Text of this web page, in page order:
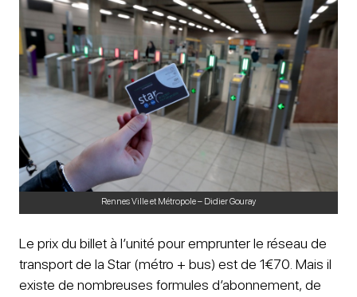
Rennes Ville et Métropole – Didier Gouray
Le prix du billet à l’unité pour emprunter le réseau de
transport de la Star (métro + bus) est de 1€70. Mais il
existe de nombreuses formules d’abonnement, de